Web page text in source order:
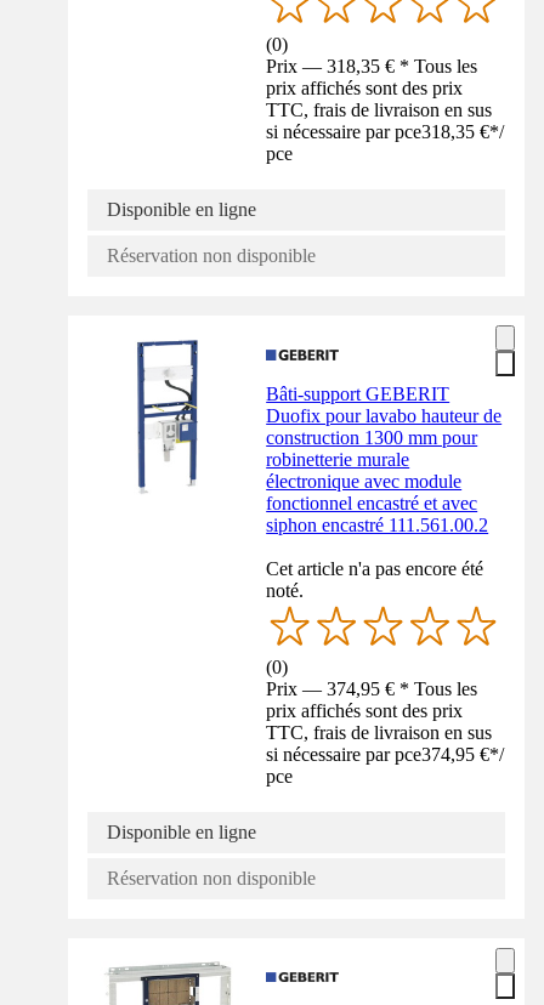
(0)
Prix — 318,35 € * Tous les
prix affichés sont des prix
TTC, frais de livraison en sus
si nécessaire par pce318,35 €*/
pce
Disponible en ligne
Réservation non disponible
Bâti-support GEBERIT
Duofix pour lavabo hauteur de
construction 1300 mm pour
robinetterie murale
électronique avec module
fonctionnel encastré et avec
siphon encastré 111.561.00.2
Cet article n'a pas encore été
noté.
(0)
Prix — 374,95 € * Tous les
prix affichés sont des prix
TTC, frais de livraison en sus
si nécessaire par pce374,95 €*/
pce
Disponible en ligne
Réservation non disponible